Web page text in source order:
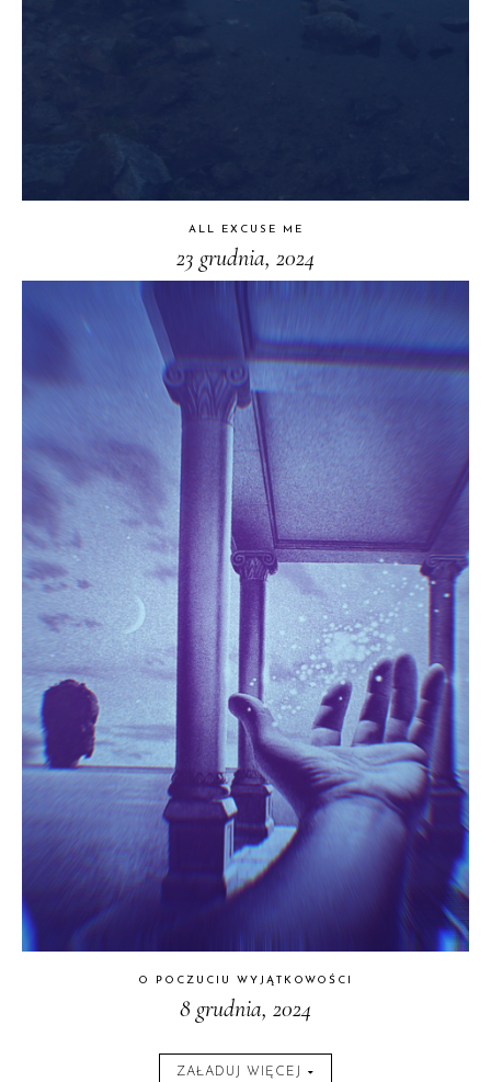
ALL EXCUSE ME
23 grudnia, 2024
O POCZUCIU WYJĄTKOWOŚCI
8 grudnia, 2024
ZAŁADUJ WIĘCEJ